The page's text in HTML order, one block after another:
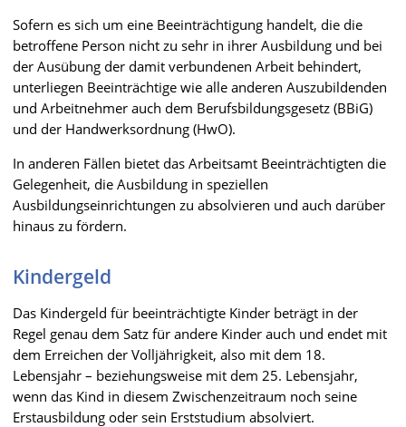
Sofern es sich um eine Beeinträchtigung handelt, die die
betroffene Person nicht zu sehr in ihrer Ausbildung und bei
der Ausübung der damit verbundenen Arbeit behindert,
unterliegen Beeinträchtige wie alle anderen Auszubildenden
und Arbeitnehmer auch dem Berufsbildungsgesetz (BBiG)
und der Handwerksordnung (HwO).
In anderen Fällen bietet das Arbeitsamt Beeinträchtigten die
Gelegenheit, die Ausbildung in speziellen
Ausbildungseinrichtungen zu absolvieren und auch darüber
hinaus zu fördern.
Kindergeld
Das Kindergeld für beeinträchtigte Kinder beträgt in der
Regel genau dem Satz für andere Kinder auch und endet mit
dem Erreichen der Volljährigkeit, also mit dem 18.
Lebensjahr – beziehungsweise mit dem 25. Lebensjahr,
wenn das Kind in diesem Zwischenzeitraum noch seine
Erstausbildung oder sein Erststudium absolviert.